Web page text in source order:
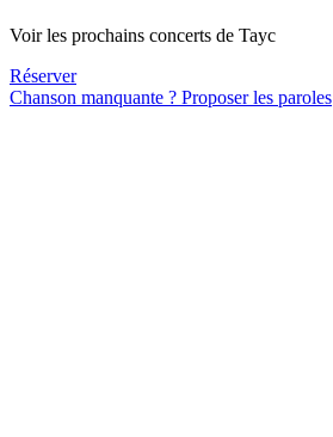
Voir les prochains concerts de Tayc
Réserver
Chanson manquante ? Proposer les paroles